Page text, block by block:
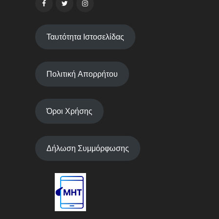
Ταυτότητα Ιστοσελίδας
Πολιτική Απορρήτου
Όροι Χρήσης
Δήλωση Συμμόρφωσης